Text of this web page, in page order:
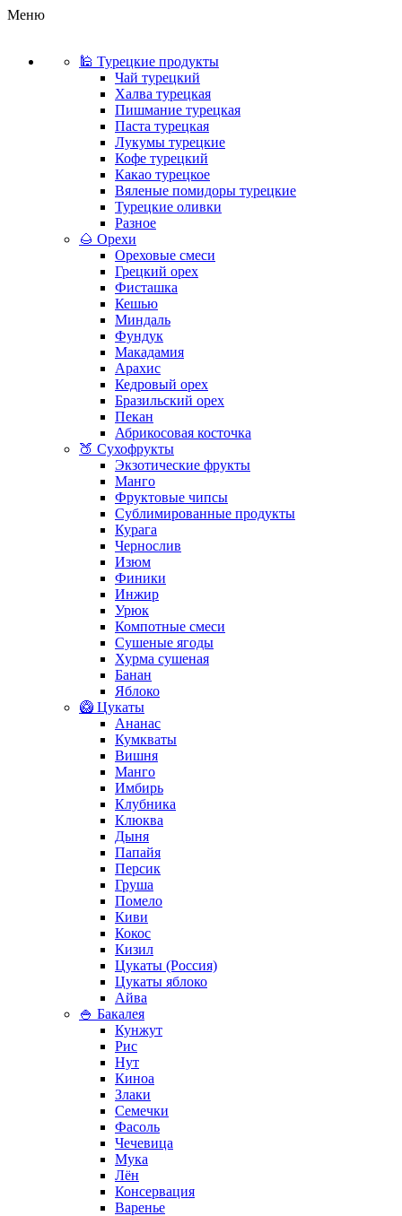
Меню
🕌 Турецкие продукты
Чай турецкий
Халва турецкая
Пишмание турецкая
Паста турецкая
Лукумы турецкие
Кофе турецкий
Какао турецкое
Вяленые помидоры турецкие
Турецкие оливки
Разное
🌰 Орехи
Ореховые смеси
Грецкий орех
Фисташка
Кешью
Миндаль
Фундук
Макадамия
Арахис
Кедровый орех
Бразильский орех
Пекан
Абрикосовая косточка
🍑 Сухофрукты
Экзотические фрукты
Манго
Фруктовые чипсы
Сублимированные продукты
Курага
Чернослив
Изюм
Финики
Инжир
Урюк
Компотные смеси
Сушеные ягоды
Хурма сушеная
Банан
Яблоко
🥝 Цукаты
Ананас
Кумкваты
Вишня
Манго
Имбирь
Клубника
Клюква
Дыня
Папайя
Персик
Груша
Помело
Киви
Кокос
Кизил
Цукаты (Россия)
Цукаты яблоко
Айва
🍚 Бакалея
Кунжут
Рис
Нут
Киноа
Злаки
Семечки
Фасоль
Чечевица
Мука
Лён
Консервация
Варенье